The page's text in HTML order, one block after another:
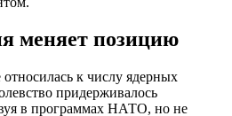
меняет позицию
к числу ядерных
придерживалось
в программах НАТО, но не